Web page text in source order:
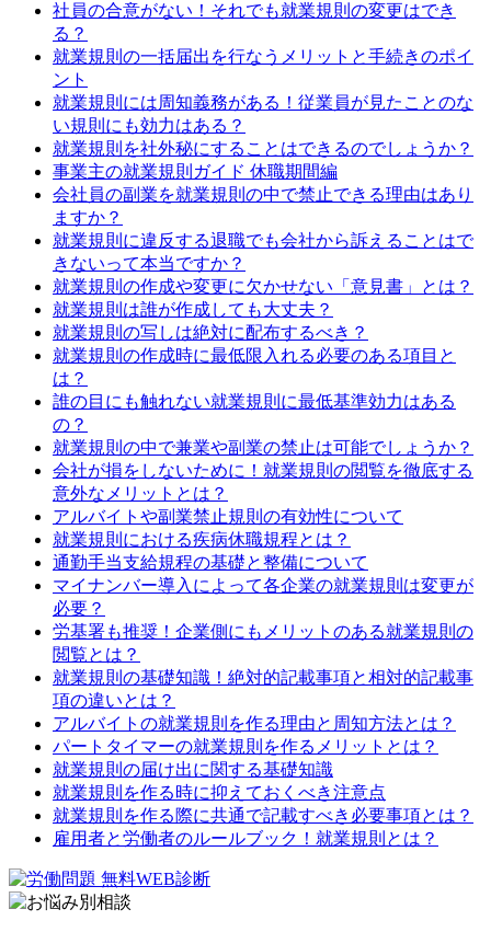
社員の合意がない！それでも就業規則の変更はでき
る？
就業規則の一括届出を行なうメリットと手続きのポイ
ント
就業規則には周知義務がある！従業員が見たことのな
い規則にも効力はある？
就業規則を社外秘にすることはできるのでしょうか？
事業主の就業規則ガイド 休職期間編
会社員の副業を就業規則の中で禁止できる理由はあり
ますか？
就業規則に違反する退職でも会社から訴えることはで
きないって本当ですか？
就業規則の作成や変更に欠かせない「意見書」とは？
就業規則は誰が作成しても大丈夫？
就業規則の写しは絶対に配布するべき？
就業規則の作成時に最低限入れる必要のある項目と
は？
誰の目にも触れない就業規則に最低基準効力はある
の？
就業規則の中で兼業や副業の禁止は可能でしょうか？
会社が損をしないために！就業規則の閲覧を徹底する
意外なメリットとは？
アルバイトや副業禁止規則の有効性について
就業規則における疾病休職規程とは？
通勤手当支給規程の基礎と整備について
マイナンバー導入によって各企業の就業規則は変更が
必要？
労基署も推奨！企業側にもメリットのある就業規則の
閲覧とは？
就業規則の基礎知識！絶対的記載事項と相対的記載事
項の違いとは？
アルバイトの就業規則を作る理由と周知方法とは？
パートタイマーの就業規則を作るメリットとは？
就業規則の届け出に関する基礎知識
就業規則を作る時に抑えておくべき注意点
就業規則を作る際に共通で記載すべき必要事項とは？
雇用者と労働者のルールブック！就業規則とは？